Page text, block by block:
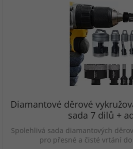
Diamantové děrové
sada 7 dilů +
Spolehlivá sada diamantových
pro přesné a čisté vrtání